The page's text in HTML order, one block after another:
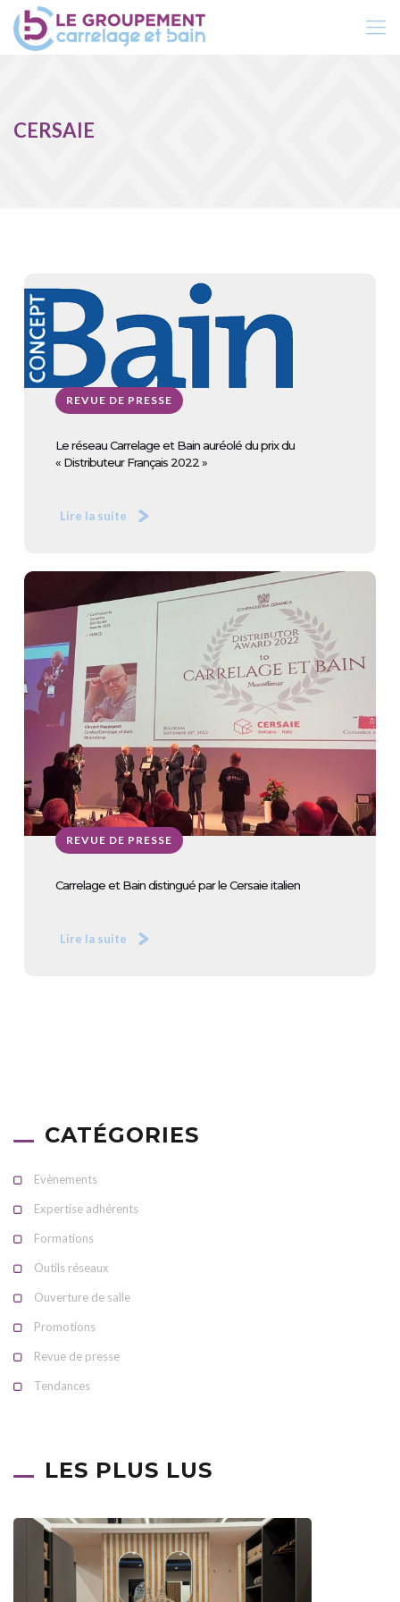
CERSAIE
REVUE DE PRESSE
Le réseau Carrelage et Bain auréolé du prix du
« Distributeur Français 2022 »
Lire la suite
REVUE DE PRESSE
Carrelage et Bain distingué par le Cersaie italien
Lire la suite
CATÉGORIES
Evènements
Expertise adhérents
Formations
Outils réseaux
Ouverture de salle
Promotions
Revue de presse
Tendances
LES PLUS LUS